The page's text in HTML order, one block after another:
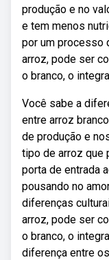
produção e no
e tem menos
por um processo
arroz, pode ser
o branco, o
Você sabe a
entre arroz
de produção e
tipo de arroz que
porta de entrada
pousando no
diferenças
arroz, pode ser
o branco, o
diferença entre